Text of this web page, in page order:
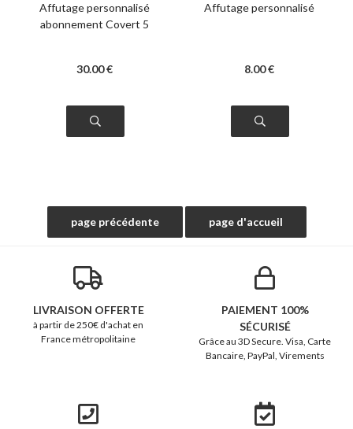
Affutage personnalisé
abonnement Covert 5
30.00 €
Affutage personnalisé
8.00 €
LIVRAISON OFFERTE
à partir de 250€ d'achat en
France métropolitaine
PAIEMENT 100%
SÉCURISÉ
Grâce au 3D Secure. Visa, Carte
Bancaire, PayPal, Virements